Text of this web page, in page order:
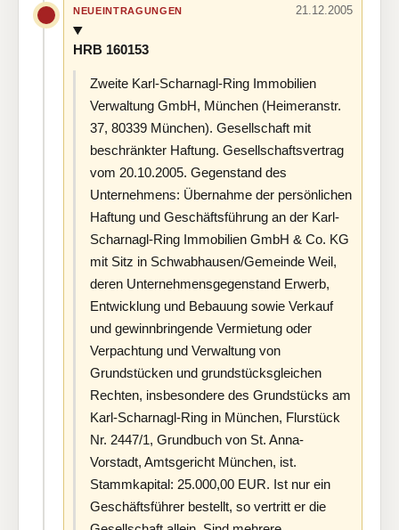
NEUEINTRAGUNGEN 21.12.2005
HRB 160153
Zweite Karl-Scharnagl-Ring Immobilien
Verwaltung GmbH, München (Heimeranstr.
37, 80339 München). Gesellschaft mit
beschränkter Haftung. Gesellschaftsvertrag
vom 20.10.2005. Gegenstand des
Unternehmens: Übernahme der persönlichen
Haftung und Geschäftsführung an der Karl-
Scharnagl-Ring Immobilien GmbH & Co. KG
mit Sitz in Schwabhausen/Gemeinde Weil,
deren Unternehmensgegenstand Erwerb,
Entwicklung und Bebauung sowie Verkauf
und gewinnbringende Vermietung oder
Verpachtung und Verwaltung von
Grundstücken und grundstücksgleichen
Rechten, insbesondere des Grundstücks am
Karl-Scharnagl-Ring in München, Flurstück
Nr. 2447/1, Grundbuch von St. Anna-
Vorstadt, Amtsgericht München, ist.
Stammkapital: 25.000,00 EUR. Ist nur ein
Geschäftsführer bestellt, so vertritt er die